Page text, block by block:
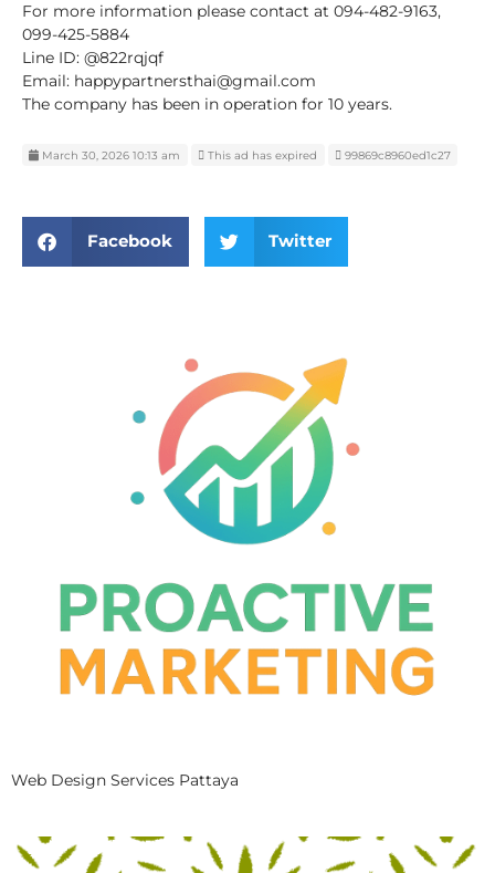
For more information please contact at 094-482-9163,
099-425-5884
Line ID: @822rqjqf
Email: happypartnersthai@gmail.com
The company has been in operation for 10 years.
March 30, 2026 10:13 am This ad has expired 99869c8960ed1c27
Facebook Twitter
Web Design Services Pattaya